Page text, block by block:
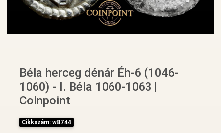
Béla herceg dénár Éh-6 (1046-
1060) - I. Béla 1060-1063 |
Coinpoint
Cikkszám: w8744